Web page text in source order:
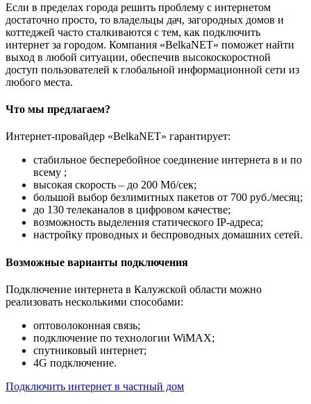
Если в пределах города решить проблему с интернетом
достаточно просто, то владельцы дач, загородных домов и
коттеджей часто сталкиваются с тем, как подключить
интернет за городом. Компания «BelkaNET» поможет найти
выход в любой ситуации, обеспечив высокоскоростной
доступ пользователей к глобальной информационной сети из
любого места.
Что мы предлагаем?
Интернет-провайдер «BelkaNET» гарантирует:
стабильное бесперебойное соединение интернета в и по
всему ;
высокая скорость – до 200 Мб/сек;
большой выбор безлимитных пакетов от 700 руб./месяц;
до 130 телеканалов в цифровом качестве;
возможность выделения статического IP-адреса;
настройку проводных и беспроводных домашних сетей.
Возможные варианты подключения
Подключение интернета в Калужской области можно
реализовать несколькими способами:
оптоволоконная связь;
подключение по технологии WiMAX;
спутниковый интернет;
4G подключение.
Подключить интернет в частный дом